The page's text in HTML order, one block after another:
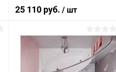
25 110 руб. / шт
В корзину